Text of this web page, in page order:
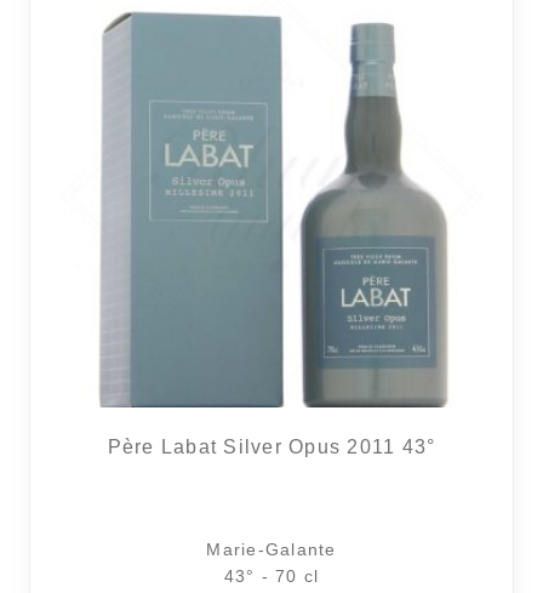
Père Labat Silver Opus 2011 43°
Marie-Galante
43° - 70 cl